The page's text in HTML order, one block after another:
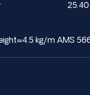
kg/m AMS